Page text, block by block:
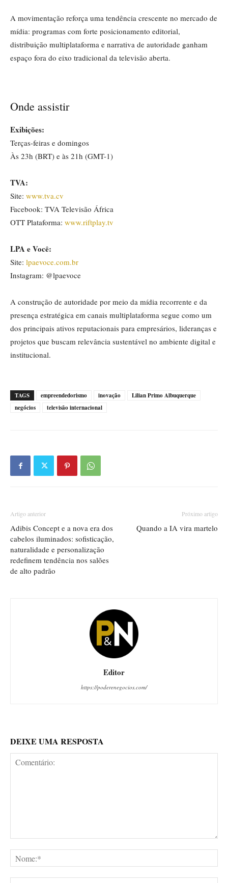
A movimentação reforça uma tendência crescente no mercado de
mídia: programas com forte posicionamento editorial,
distribuição multiplataforma e narrativa de autoridade ganham
espaço fora do eixo tradicional da televisão aberta.
Onde assistir
Exibições:
Terças-feiras e domingos
Às 23h (BRT) e às 21h (GMT-1)
TVA:
Site: www.tva.cv
Facebook: TVA Televisão África
OTT Plataforma: www.riftplay.tv
LPA e Você:
Site: lpaevoce.com.br
Instagram: @lpaevoce
A construção de autoridade por meio da mídia recorrente e da
presença estratégica em canais multiplataforma segue como um
dos principais ativos reputacionais para empresários, lideranças e
projetos que buscam relevância sustentável no ambiente digital e
institucional.
TAGS empreendedorismo inovação
Lilian Primo Albuquerque
negócios
televisão internacional
Artigo anterior
Adibis Concept e a nova era dos
cabelos iluminados: sofisticação,
naturalidade e personalização
redefinem tendência nos salões
de alto padrão
Próximo artigo
Quando a IA vira martelo
Editor
https://poderenegocios.com/
DEIXE UMA RESPOSTA